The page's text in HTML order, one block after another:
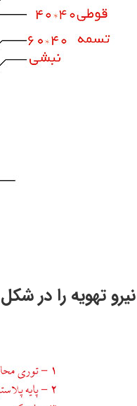
تهویه را در